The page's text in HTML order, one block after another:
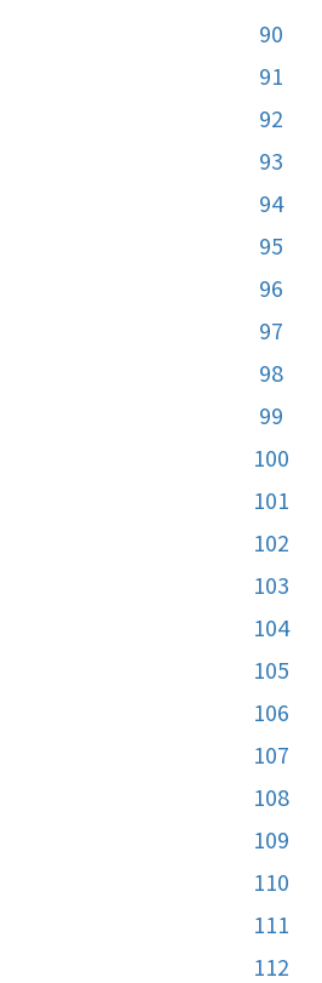
90
91
92
93
94
95
96
97
98
99
100
101
102
103
104
105
106
107
108
109
110
111
112